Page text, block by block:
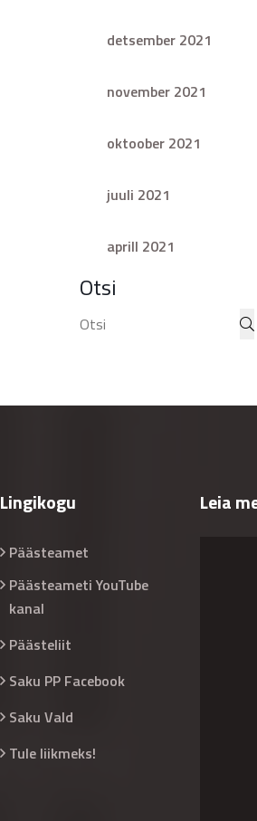
detsember 2021
november 2021
oktoober 2021
juuli 2021
aprill 2021
Otsi
Lingikogu
Päästeamet
Päästeameti YouTube
kanal
Päästeliit
Saku PP Facebook
Saku Vald
Tule liikmeks!
Leia